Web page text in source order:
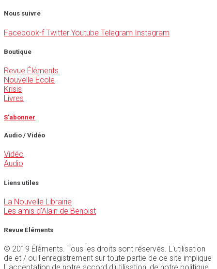
Nous suivre
Facebook-f Twitter Youtube Telegram Instagram
Boutique
Revue Éléments
Nouvelle École
Krisis
Livres
S'abonner
Audio / Vidéo
Vidéo
Audio
Liens utiles
La Nouvelle Librairie
Les amis d'Alain de Benoist
Revue Éléments
© 2019 Éléments. Tous les droits sont réservés. L'utilisation
de et / ou l'enregistrement sur toute partie de ce site implique